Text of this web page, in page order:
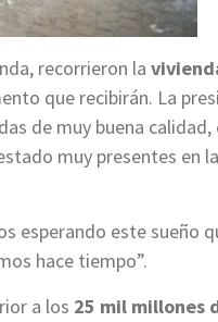
recorrieron la
que recibirán. La
de muy buena calidad,
muy presentes en
esperando este sueño
hace tiempo”.
a los 25 mil millones